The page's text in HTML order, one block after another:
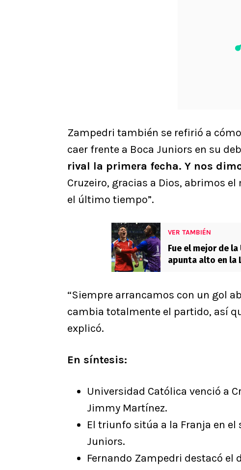
Zampedri también se refirió a
caer frente a Boca Juniors en su
rival la primera fecha. Y nos
Cruzeiro, gracias a Dios, abrimos
el último tiempo”.
VER TAMBIÉN
Fue el mejor de
apunta alto en la
“Siempre arrancamos con un gol
cambia totalmente el partido, así
explicó.
En síntesis:
Universidad Católica venció a
Jimmy Martínez.
El triunfo sitúa a la Franja en
Juniors.
Fernando Zampedri destacó el